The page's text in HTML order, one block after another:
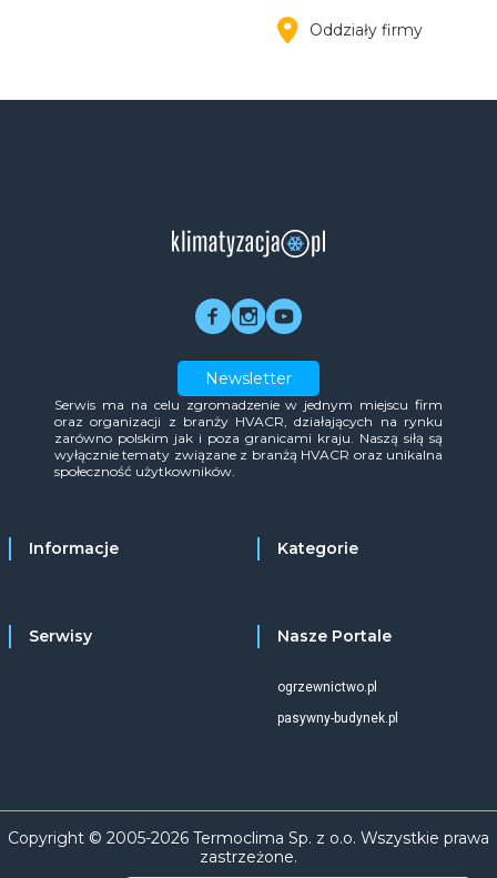
Oddziały firmy
Newsletter
Serwis ma na celu zgromadzenie w jednym miejscu firm
oraz organizacji z branży HVACR, działających na rynku
zarówno polskim jak i poza granicami kraju. Naszą siłą są
wyłącznie tematy związane z branżą HVACR oraz unikalna
społeczność użytkowników.
Informacje Kategorie
Serwisy Nasze Portale
ogrzewnictwo.pl
pasywny-budynek.pl
Copyright © 2005-2026 Termoclima Sp. z o.o. Wszystkie prawa
zastrzeżone.